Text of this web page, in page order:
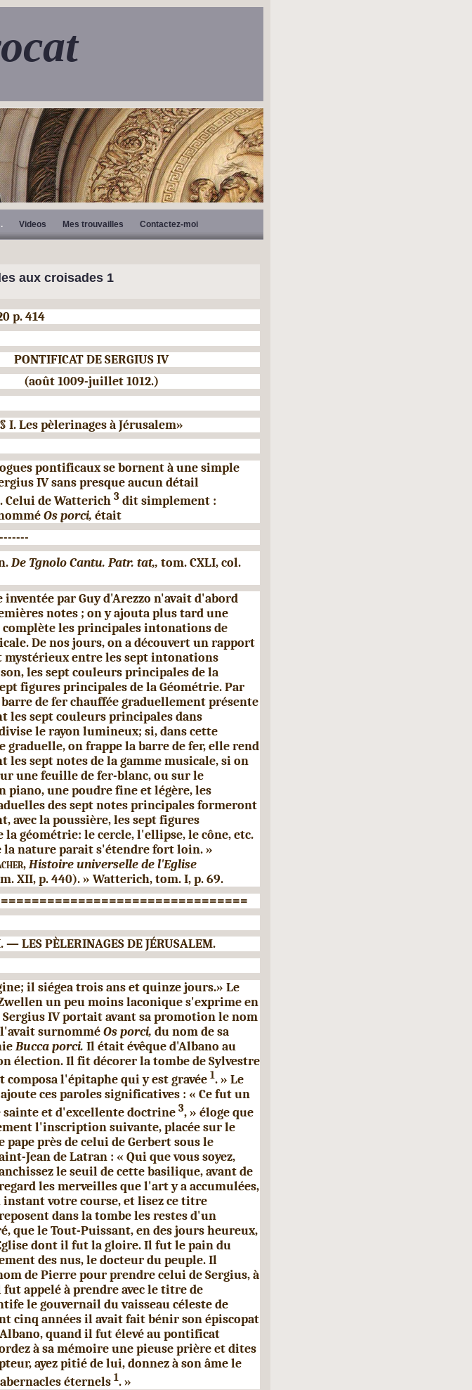
Videos Mes trouvailles Contactez-moi
aux croisades 1
p. 414
PONTIFICAT DE SERGIUSIV
(août 1009-juillet 1012.)
§ I.Les pèlerinages à Jérusalem»
pontificaux se bornent à une simple
IVsans presque aucun détail
Celui deWatterich 3dit simplement :
Os porci, était
De Tgnolo Cantu. Patr. tat,, tom. CXLI, col.
inventée par Guy d'Arezzo n'avait d'abord
mières notes ; on y ajouta plus tard une
les principalesintonations de
De nos jours, on a découvert un rapport
mystérieux entre les sept intonations
les septcouleurs principales de la
figures principales de la Géomé­trie. Par
de fer chauffée graduellement présente
les sept couleurs principales dans
le rayonlumineux; si, dans cette
graduelle, on frappe la barre de fer, elle rend
les sept notes de la gamme musicale, si on
une feuille de fer-blanc, ou sur le
piano, une poudrefine et légère, les
des sept notes principales formeront
avec la poussière, les sept figures
la géométrie: le cercle, l'ellipse, le cône, etc.
la nature parait s'étendrefort loin. »
Histoire universelle de l'Eglise
XII,p. 440). » Watterich, tom.I,p. 69.
—LES PÈLERINAGES DE JÉRUSALEM.
il siégea trois ans et quinze jours.» Le
un peu moins laconique s'exprime en
SergiusIVportait avant sa promotion le nom
surnomméOs porci, du nom de sa
Bucca porci. Il était évêque d'Albano au
élection. Il fit décorer la tombe de Sylvestre
composa l'épitaphe qui y est gravée 1. » Le
ajoute ces paroles significa­tives : « Ce fut un
sainte et d'excellente doctrine 3, » éloge que
l'inscription suivante, placée sur le
pape près de celui de Gerbert sous le
Jean de Latran : « Qui que vous soyez,
le seuil de cette basilique, avant de
les mer­veilles que l'art y a accumulées,
instant votre course, et lisez ce titre
dans la tombe les restes d'un
que le Tout-Puissant, en des jours heureux,
dont il fut la gloire. Il fut le pain du
des nus, le docteur du peuple. Il
de Pierre pour prendre celui de Sergius, à
appelé à prendre avec le titre de
le gouvernail du vaisseau céleste de
cinq années il avait fait bénir son épiscopat
quand il fut élevé au pontificat
à sa mémoire une pieuse prière et dites
ayez pitié de lui, donnez à son âme le
éternels 1. »